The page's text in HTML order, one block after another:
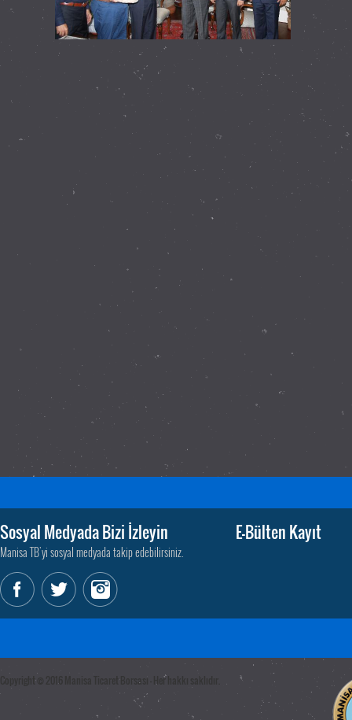
Sosyal Medyada Bizi İzleyin
Manisa TB'yi sosyal medyada takip edebilirsiniz.
E-Bülten Kayıt
Copyright © 2016 Manisa Ticaret Borsası - Her hakkı saklıdır.